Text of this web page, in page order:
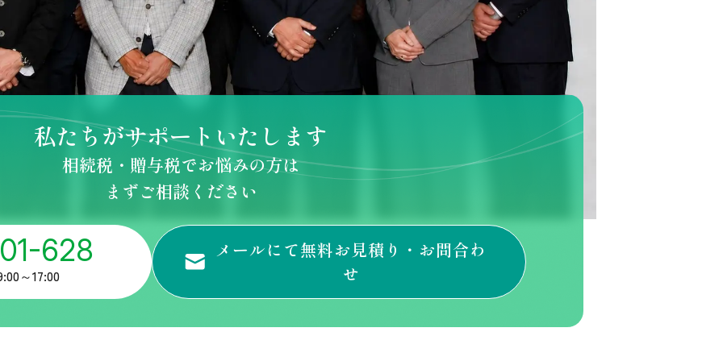
私たちがサポートいたします
相続税・贈与税でお悩みの方は
まずご相談ください
628
～17:00
メールにて無料お見積り・ お問合わ
せ